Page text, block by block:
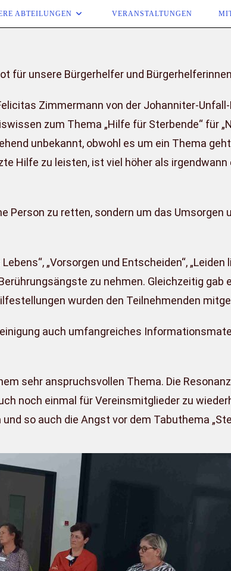
ABTEILUNGEN VERANSTALTUNGEN
für unsere Bürgerhelfer und
Zimmermann von der Johanniter-
zum Thema „Hilfe für Sterben­de“ für
un­bekannt, obwohl es um ein Thema
Hilfe zu leisten, ist viel höher als
Person zu retten, sondern um das Umsorgen
„Vorsorgen und Entscheiden“, „Leiden
zu nehmen. Gleichzeitig gab
wurden den Teilnehmenden
auch umfangrei­ches
sehr an­spruchsvollen Thema. Die
noch einmal für Ver­einsmitglieder zu
so auch die Angst vor dem Ta­buthema